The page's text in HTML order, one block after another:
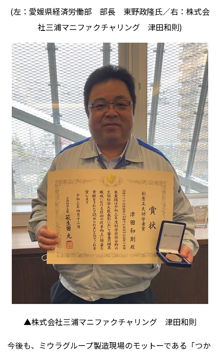
(左：愛媛県経済労働部 部長 東野政隆氏／右：株式会
社三浦マニファクチャリング 津田和則)
▲株式会社三浦マニファクチャリング 津田和則
今後も、ミウラグループ製造現場のモットーである「つか